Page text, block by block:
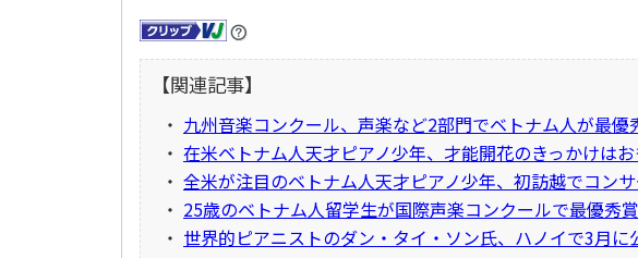
【関連記事】
・ 九州音楽コンクール、声楽など2部門でベトナム人が最優
・ 在米ベトナム人天才ピアノ少年、才能開花のきっかけは
・ 全米が注目のベトナム人天才ピアノ少年、初訪越でコン
・ 25歳のベトナム人留学生が国際声楽コンクールで最優秀賞
・ 世界的ピアニストのダン・タイ・ソン氏、ハノイで3月に